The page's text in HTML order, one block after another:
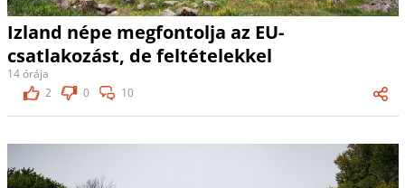
Izland népe megfontolja az EU-
csatlakozást, de feltételekkel
14 órája
2
0 10